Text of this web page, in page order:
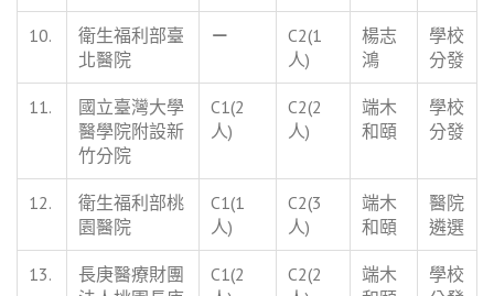
10.
衛生福利部臺
北醫院
－
C2(1
人)
楊志
鴻
學校
分發
11.
國立臺灣大學
醫學院附設新
竹分院
C1(2
人)
C2(2
人)
端木
和頤
學校
分發
12.
衛生福利部桃
園醫院
C1(1
人)
C2(3
人)
端木
和頤
醫院
遴選
13.
長庚醫療財團
C1(2
C2(2
端木
學校